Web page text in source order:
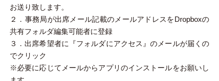
お送り致します。
２．事務局が出席メール記載のメールアドレスをDropboxの
共有フォルダ編集可能者に登録
３．出席希望者に『フォルダにアクセス』のメールが届くの
でクリック
※必要に応じてメールからアプリのインストールをお願いし